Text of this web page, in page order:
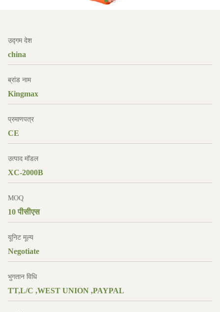
उद्गम देश
china
ब्रांड नाम
Kingmax
प्रमाणपत्र
CE
उत्पाद मॉडल
XC-2000B
MOQ
10 पीसीएस
यूनिट मूल्य
Negotiate
भुगतान विधि
TT,L/C ,WEST UNION ,PAYPAL